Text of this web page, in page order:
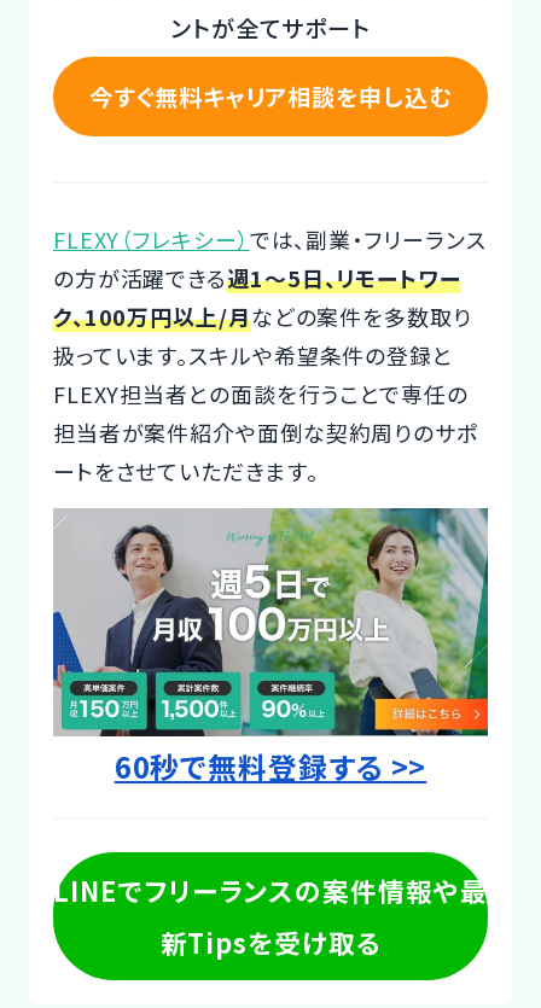
ントが全てサポート
今すぐ無料キャリア相談を申し込む
FLEXY（フレキシー）では、副業・フリーランス
の方が活躍できる週1～5日、リモートワー
ク、100万円以上/月などの案件を多数取り
扱っています。スキルや希望条件の登録と
FLEXY担当者との面談を行うことで専任の
担当者が案件紹介や面倒な契約周りのサポ
ートをさせていただきます。
60秒で無料登録する >>
LINEでフリーランスの案件情報や最
新Tipsを受け取る